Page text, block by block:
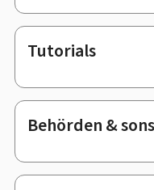
Tutorials
Behörden &